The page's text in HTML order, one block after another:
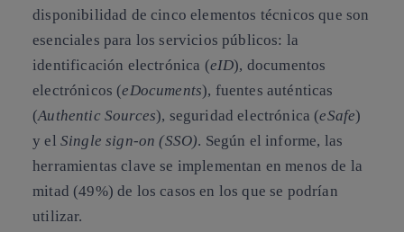
disponibilidad de cinco elementos técnicos que son
esenciales para los servicios públicos: la
identificación electrónica (eID), documentos
electrónicos (eDocuments), fuentes auténticas
(Authentic Sources), seguridad electrónica (eSafe)
y el Single sign-on (SSO). Según el informe, las
herramientas clave se implementan en menos de la
mitad (49%) de los casos en los que se podrían
utilizar.